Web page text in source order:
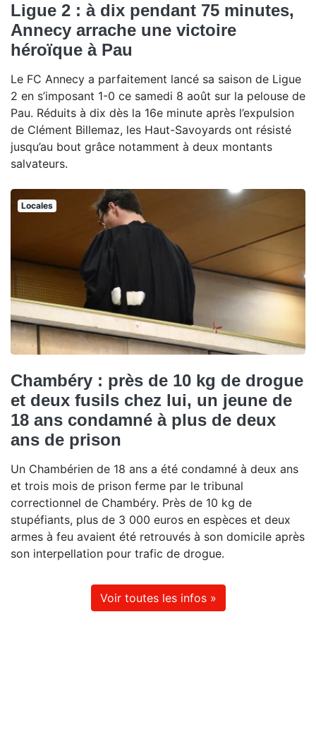
Ligue 2 : à dix pendant 75 minutes,
Annecy arrache une victoire
héroïque à Pau
Le FC Annecy a parfaitement lancé sa saison de Ligue
2 en s’imposant 1-0 ce samedi 8 août sur la pelouse de
Pau. Réduits à dix dès la 16e minute après l’expulsion
de Clément Billemaz, les Haut-Savoyards ont résisté
jusqu’au bout grâce notamment à deux montants
salvateurs.
Locales
Chambéry : près de 10 kg de drogue
et deux fusils chez lui, un jeune de
18 ans condamné à plus de deux
ans de prison
Un Chambérien de 18 ans a été condamné à deux ans
et trois mois de prison ferme par le tribunal
correctionnel de Chambéry. Près de 10 kg de
stupéfiants, plus de 3 000 euros en espèces et deux
armes à feu avaient été retrouvés à son domicile après
son interpellation pour trafic de drogue.
Voir toutes les infos »